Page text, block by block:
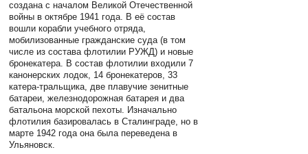
создана с началом Великой Отечественной
войны в октябре 1941 года. В её состав
вошли корабли учебного отряда,
мобилизованные гражданские суда (в том
числе из состава флотилии РУЖД) и новые
бронекатера. В состав флотилии входили 7
канонерских лодок, 14 бронекатеров, 33
катера-тральщика, две плавучие зенитные
батареи, железнодорожная батарея и два
батальона морской пехоты. Изначально
флотилия базировалась в Сталинграде, но в
марте 1942 года она была переведена в
Ульяновск.